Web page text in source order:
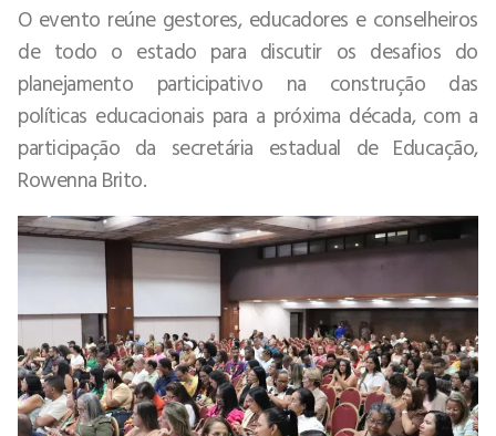
O evento reúne gestores, educadores e conselheiros
de todo o estado para discutir os desafios do
planejamento participativo na construção das
políticas educacionais para a próxima década, com a
participação da secretária estadual de Educação,
Rowenna Brito.